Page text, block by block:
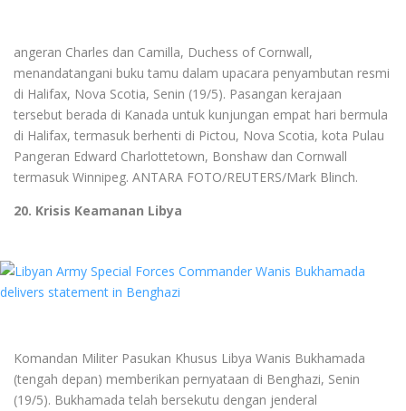
angeran Charles dan Camilla, Duchess of Cornwall,
menandatangani buku tamu dalam upacara penyambutan resmi
di Halifax, Nova Scotia, Senin (19/5). Pasangan kerajaan
tersebut berada di Kanada untuk kunjungan empat hari bermula
di Halifax, termasuk berhenti di Pictou, Nova Scotia, kota Pulau
Pangeran Edward Charlottetown, Bonshaw dan Cornwall
termasuk Winnipeg. ANTARA FOTO/REUTERS/Mark Blinch.
20. Krisis Keamanan Libya
Komandan Militer Pasukan Khusus Libya Wanis Bukhamada
(tengah depan) memberikan pernyataan di Benghazi, Senin
(19/5). Bukhamada telah bersekutu dengan jenderal